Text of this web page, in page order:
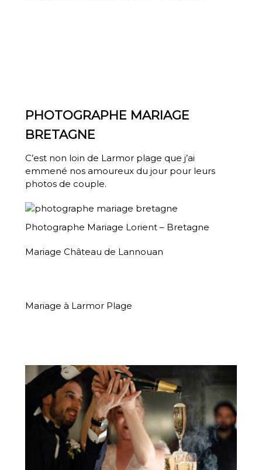
PHOTOGRAPHE MARIAGE
BRETAGNE
C’est non loin de Larmor plage que j’ai
emmené nos amoureux du jour pour leurs
photos de couple.
Photographe Mariage Lorient – Bretagne
Mariage Château de Lannouan
Mariage à Larmor Plage